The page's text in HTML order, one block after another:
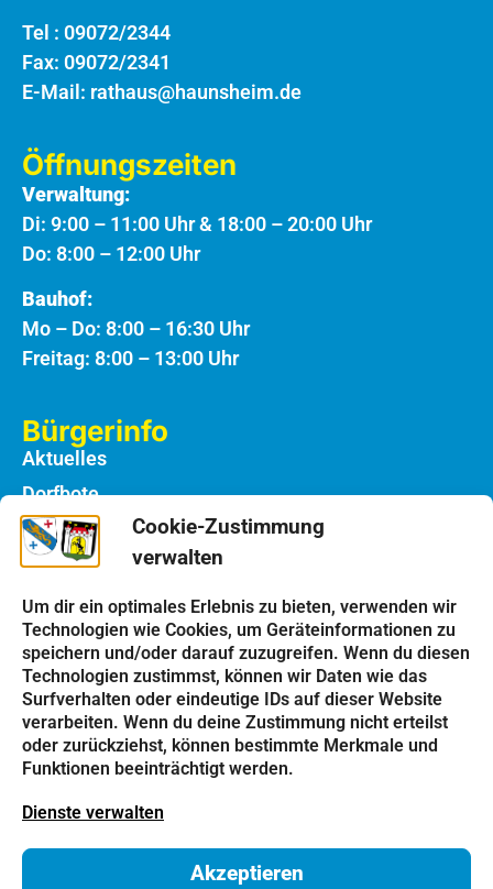
Cookie-Zustimmung
verwalten
Um dir ein optimales Erlebnis zu bieten, verwenden wir
Technologien wie Cookies, um Geräteinformationen zu
speichern und/oder darauf zuzugreifen. Wenn du diesen
Technologien zustimmst, können wir Daten wie das
Surfverhalten oder eindeutige IDs auf dieser Website
verarbeiten. Wenn du deine Zustimmung nicht erteilst
oder zurückziehst, können bestimmte Merkmale und
Funktionen beeinträchtigt werden.
Dienste verwalten
Akzeptieren
Tel : 09072/2344
Fax: 09072/2341
E-Mail: rathaus@haunsheim.de
Öffnungszeiten
Verwaltung:
Di: 9:00 – 11:00 Uhr & 18:00 – 20:00 Uhr
Do: 8:00 – 12:00 Uhr
Bauhof:
Mo – Do: 8:00 – 16:30 Uhr
Freitag: 8:00 – 13:00 Uhr
Bürgerinfo
Aktuelles
Dorfbote
Rathaus
Notdienste
Bauhof
Einrichtungen
Kindergarten
Schulen
Kirchen
Vereine